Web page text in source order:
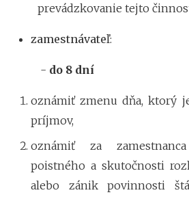
prevádzkovanie tejto
zamestnávateľ:
- do 8 dní
oznámiť zmenu dňa, ktorý
príjmov,
oznámiť za
poistného a skutočnosti
alebo zánik povinnosti